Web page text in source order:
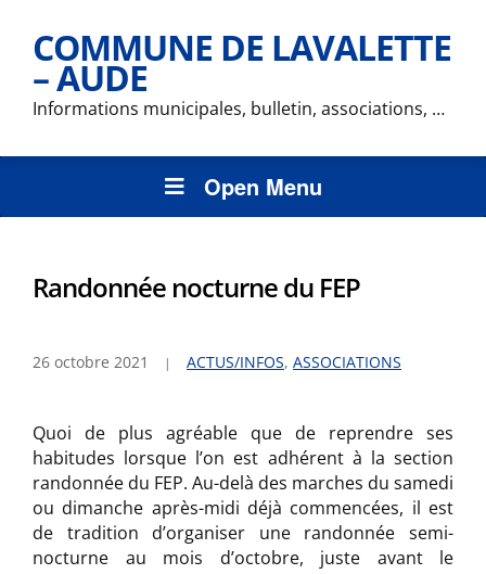
COMMUNE DE LAVALETTE
– AUDE
Informations municipales, bulletin, associations, …
Open Menu
Randonnée nocturne du FEP
26 octobre 2021 ACTUS/INFOS, ASSOCIATIONS
Quoi de plus agréable que de reprendre ses
habitudes lorsque l’on est adhérent à la section
randonnée du FEP. Au-delà des marches du samedi
ou dimanche après-midi déjà commencées, il est
de tradition d’organiser une randonnée semi-
nocturne au mois d’octobre, juste avant le